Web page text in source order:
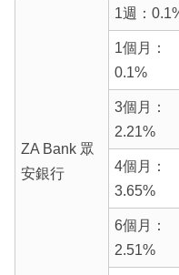
ZA Bank 眾
安銀行
1週：
1個月：
0.1%
3個月：
2.21%
4個月：
3.65%
6個月：
2.51%